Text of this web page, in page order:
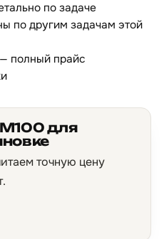
по задаче
по другим задачам этой
— полный прайс
М100 для
точную цену